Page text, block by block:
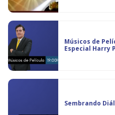
Músicos de
Especial Harry
Sembrando